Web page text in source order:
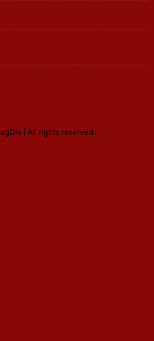
| All rights reserved.